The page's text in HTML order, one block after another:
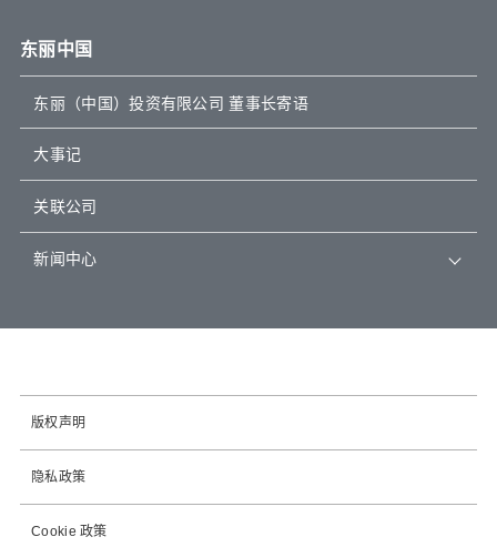
东丽中国
东丽（中国）投资有限公司 董事长寄语
大事记
关联公司
新闻中心
版权声明
隐私政策
Cookie 政策